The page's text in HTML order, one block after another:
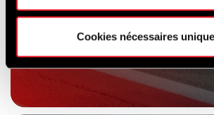
Cookies nécessaires